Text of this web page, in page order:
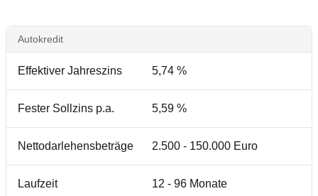
Autokredit
Effektiver Jahreszins 5,74 %
Fester Sollzins p.a. 5,59 %
Nettodarlehensbeträge 2.500 - 150.000 Euro
Laufzeit 12 - 96 Monate